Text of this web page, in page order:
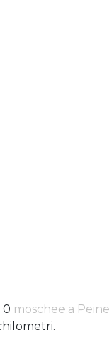
0 moschee a Peine